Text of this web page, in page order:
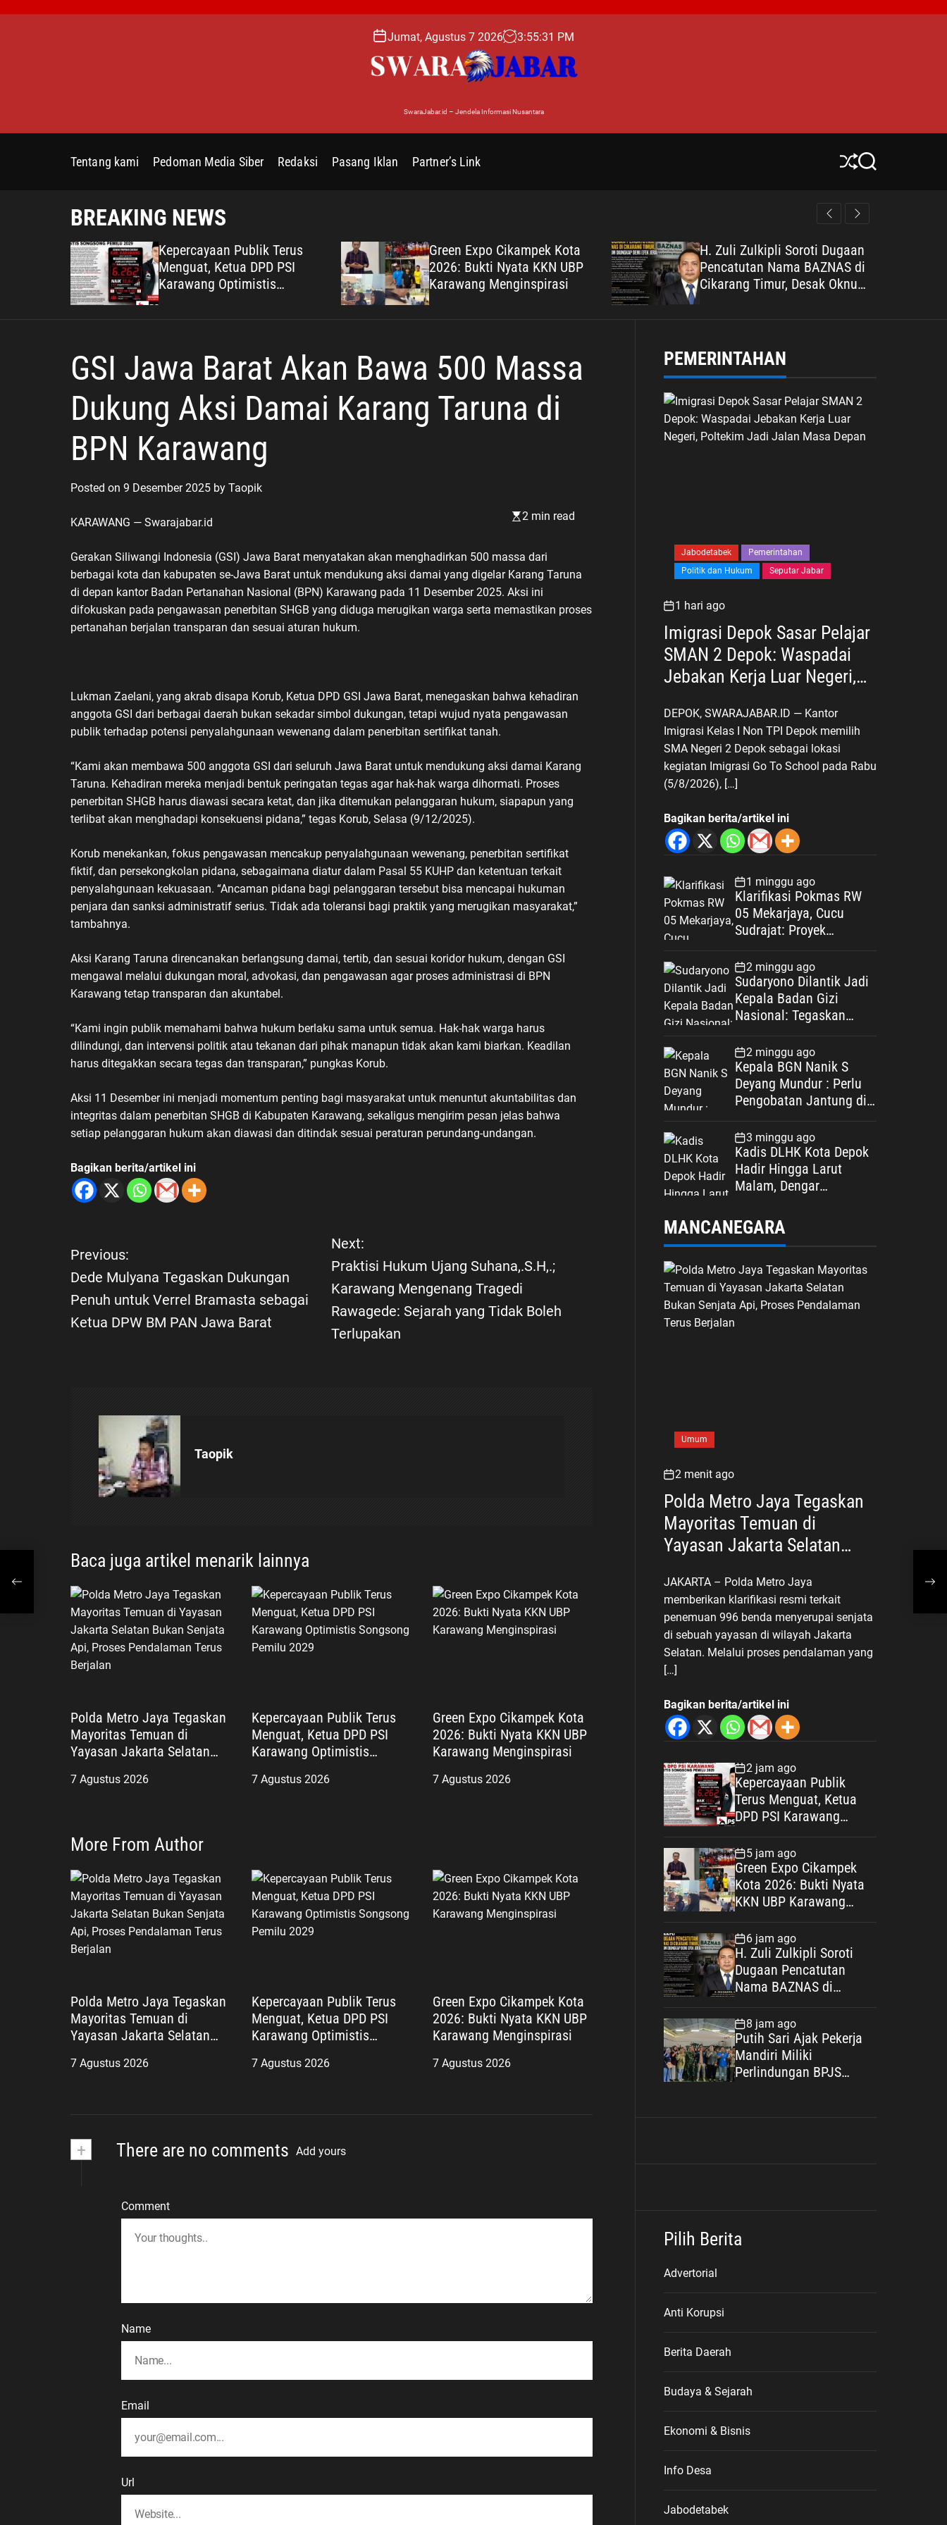
o
Jumat, Agustus 7 2026 3:55:32 PM
SwaraJabar.id – Jendela Informasi Nusantara
Tentang kami Pedoman Media Siber Redaksi Pasang Iklan Partner’s Link
S
S
r
BREAKING NEWS
Kepercayaan Publik Terus
Menguat, Ketua DPD PSI
Karawang Optimistis
Songsong Pemilu 2029
Green Expo Cikampek Kota
2026: Bukti Nyata KKN UBP
Karawang Menginspirasi
H. Zuli Zulkipli Soroti Dugaan
Pencatutan Nama BAZNAS di
Cikarang Timur, Desak Oknum
GSI Jawa Barat Akan Bawa 500 Massa
Dukung Aksi Damai Karang Taruna di
BPN Karawang
Posted on 9 Desember 2025 by Taopik
2 min read
KARAWANG — Swarajabar.id
Gerakan Siliwangi Indonesia (GSI) Jawa Barat menyatakan akan menghadirkan 500 massa dari
berbagai kota dan kabupaten se-Jawa Barat untuk mendukung aksi damai yang digelar Karang Taruna
di depan kantor Badan Pertanahan Nasional (BPN) Karawang pada 11 Desember 2025. Aksi ini
difokuskan pada pengawasan penerbitan SHGB yang diduga merugikan warga serta memastikan proses
pertanahan berjalan transparan dan sesuai aturan hukum.
Lukman Zaelani, yang akrab disapa Korub, Ketua DPD GSI Jawa Barat, menegaskan bahwa kehadiran
anggota GSI dari berbagai daerah bukan sekadar simbol dukungan, tetapi wujud nyata pengawasan
publik terhadap potensi penyalahgunaan wewenang dalam penerbitan sertifikat tanah.
“Kami akan membawa 500 anggota GSI dari seluruh Jawa Barat untuk mendukung aksi damai Karang
Taruna. Kehadiran mereka menjadi bentuk peringatan tegas agar hak-hak warga dihormati. Proses
penerbitan SHGB harus diawasi secara ketat, dan jika ditemukan pelanggaran hukum, siapapun yang
terlibat akan menghadapi konsekuensi pidana,” tegas Korub, Selasa (9/12/2025).
Korub menekankan, fokus pengawasan mencakup penyalahgunaan wewenang, penerbitan sertifikat
fiktif, dan persekongkolan pidana, sebagaimana diatur dalam Pasal 55 KUHP dan ketentuan terkait
penyalahgunaan kekuasaan. “Ancaman pidana bagi pelanggaran tersebut bisa mencapai hukuman
penjara dan sanksi administratif serius. Tidak ada toleransi bagi praktik yang merugikan masyarakat,”
tambahnya.
Aksi Karang Taruna direncanakan berlangsung damai, tertib, dan sesuai koridor hukum, dengan GSI
mengawal melalui dukungan moral, advokasi, dan pengawasan agar proses administrasi di BPN
Karawang tetap transparan dan akuntabel.
“Kami ingin publik memahami bahwa hukum berlaku sama untuk semua. Hak-hak warga harus
dilindungi, dan intervensi politik atau tekanan dari pihak manapun tidak akan kami biarkan. Keadilan
harus ditegakkan secara tegas dan transparan,” pungkas Korub.
Aksi 11 Desember ini menjadi momentum penting bagi masyarakat untuk menuntut akuntabilitas dan
integritas dalam penerbitan SHGB di Kabupaten Karawang, sekaligus mengirim pesan jelas bahwa
setiap pelanggaran hukum akan diawasi dan ditindak sesuai peraturan perundang-undangan.
Bagikan berita/artikel ini
N
a
v
o
s
Previous:
Dede Mulyana Tegaskan Dukungan
Penuh untuk Verrel Bramasta sebagai
Ketua DPW BM PAN Jawa Barat
Next:
Praktisi Hukum Ujang Suhana,.S.H,.;
Karawang Mengenang Tragedi
Rawagede: Sejarah yang Tidak Boleh
Terlupakan
Taopik
Baca juga artikel menarik lainnya
Polda Metro Jaya Tegaskan
Mayoritas Temuan di
Yayasan Jakarta Selatan
Pendalaman Terus Berjalan
7 Agustus 2026
Kepercayaan Publik Terus
Menguat, Ketua DPD PSI
Karawang Optimistis
7 Agustus 2026
Green Expo Cikampek Kota
2026: Bukti Nyata KKN UBP
Karawang Menginspirasi
7 Agustus 2026
More From Author
Polda Metro Jaya Tegaskan
Mayoritas Temuan di
Yayasan Jakarta Selatan
Pendalaman Terus Berjalan
7 Agustus 2026
Kepercayaan Publik Terus
Menguat, Ketua DPD PSI
Karawang Optimistis
7 Agustus 2026
Green Expo Cikampek Kota
2026: Bukti Nyata KKN UBP
Karawang Menginspirasi
7 Agustus 2026
+ There are no comments Add yours
Comment
Name
Email
Url
PEMERINTAHAN
Jabodetabek
Pemerintahan
Politik dan Hukum
Seputar Jabar
1 hari ago
Imigrasi Depok Sasar Pelajar
SMAN 2 Depok: Waspadai
Jebakan Kerja Luar Negeri,
Depan
DEPOK, SWARAJABAR.ID — Kantor
Imigrasi Kelas I Non TPI Depok memilih
SMA Negeri 2 Depok sebagai lokasi
kegiatan Imigrasi Go To School pada Rabu
(5/8/2026), […]
Bagikan berita/artikel ini
1 minggu ago
Klarifikasi Pokmas RW
05 Mekarjaya, Cucu
Sudrajat: Proyek
Spesifikasi
2 minggu ago
Sudaryono Dilantik Jadi
Kepala Badan Gizi
Nasional: Tegaskan
Kepentingan
2 minggu ago
Kepala BGN Nanik S
Deyang Mundur : Perlu
Pengobatan Jantung di
3 minggu ago
Kadis DLHK Kota Depok
Hadir Hingga Larut
Malam, Dengar
Retribusi Sampah di
MANCANEGARA
Umum
2 menit ago
Polda Metro Jaya Tegaskan
Mayoritas Temuan di
Yayasan Jakarta Selatan
Pendalaman Terus Berjalan
JAKARTA – Polda Metro Jaya
memberikan klarifikasi resmi terkait
penemuan 996 benda menyerupai senjata
di sebuah yayasan di wilayah Jakarta
Selatan. Melalui proses pendalaman yang
[…]
Bagikan berita/artikel ini
2 jam ago
Kepercayaan Publik
Terus Menguat, Ketua
DPD PSI Karawang
Pemilu 2029
5 jam ago
Green Expo Cikampek
Kota 2026: Bukti Nyata
KKN UBP Karawang
6 jam ago
H. Zuli Zulkipli Soroti
Dugaan Pencatutan
Nama BAZNAS di
Oknum Diungkap demi
Efek Jera
8 jam ago
Putih Sari Ajak Pekerja
Mandiri Miliki
Perlindungan BPJS
Pilih Berita
Advertorial
Anti Korupsi
Berita Daerah
Budaya & Sejarah
Ekonomi & Bisnis
Info Desa
Jabodetabek